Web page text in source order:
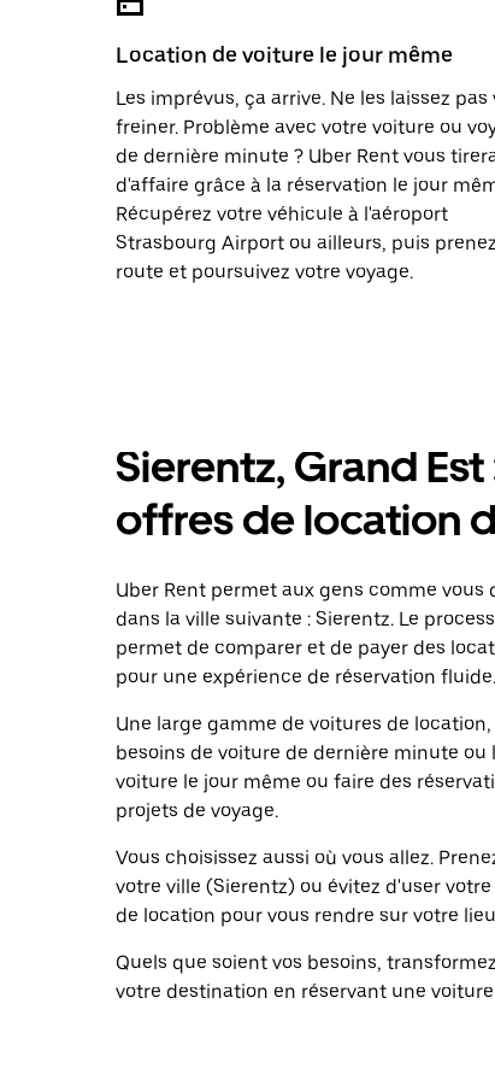
Location de voiture le jour même
Les imprévus, ça arrive. Ne les laissez pas
freiner. Problème avec votre voiture ou
de dernière minute ? Uber Rent vous
d'affaire grâce à la réservation le jour
Récupérez votre véhicule à l'aéroport
Strasbourg Airport ou ailleurs, puis
route et poursuivez votre voyage.
Sierentz, Grand
offres de location
Uber Rent permet aux gens comme
dans la ville suivante : Sierentz. Le
permet de comparer et de payer des
pour une expérience de réservation fluide.
Une large gamme de voitures de
besoins de voiture de dernière minute ou
voiture le jour même ou faire des
projets de voyage.
Vous choisissez aussi où vous allez.
votre ville (Sierentz) ou évitez d'user
de location pour vous rendre sur votre
Quels que soient vos besoins,
votre destination en réservant une